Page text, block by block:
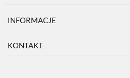
INFORMACJE
KONTAKT